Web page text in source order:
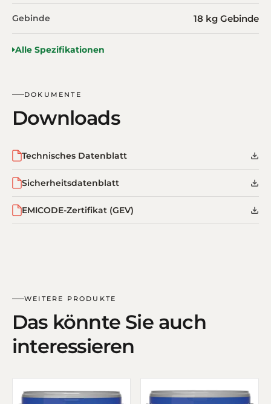
Gebinde 18 kg Gebinde
Alle Spezifikationen
DOKUMENTE
Downloads
Technisches Datenblatt
Sicherheitsdatenblatt
EMICODE-Zertifikat (GEV)
WEITERE PRODUKTE
Das könnte Sie auch
interessieren